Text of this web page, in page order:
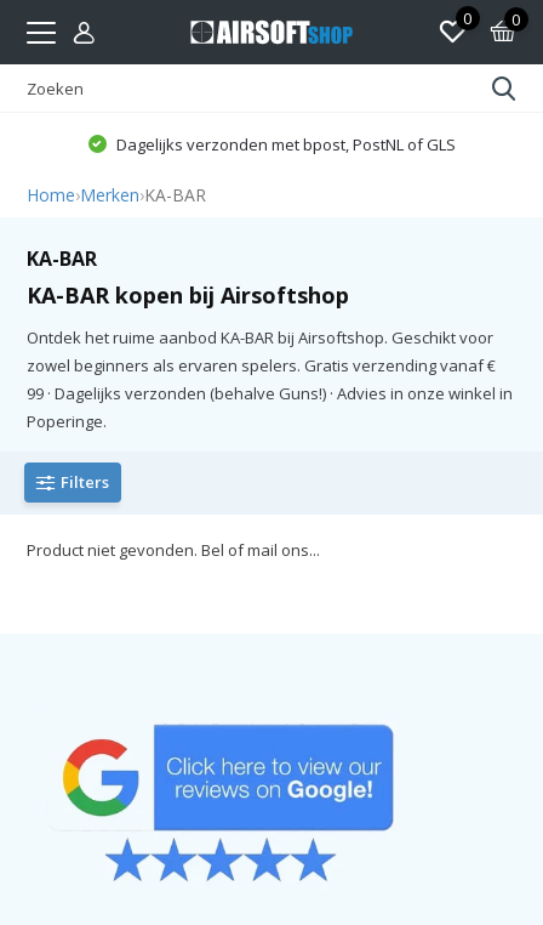
0 0
Dagelijks verzonden met bpost, PostNL of GLS
Home›Merken›KA-BAR
KA-BAR
KA-BAR kopen bij Airsoftshop
Ontdek het ruime aanbod KA-BAR bij Airsoftshop. Geschikt voor
zowel beginners als ervaren spelers. Gratis verzending vanaf €
99 · Dagelijks verzonden (behalve Guns!) · Advies in onze winkel in
Poperinge.
Filters
Product niet gevonden. Bel of mail ons...